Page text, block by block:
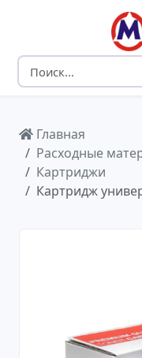
Главная
Расходные
Картриджи
Картридж